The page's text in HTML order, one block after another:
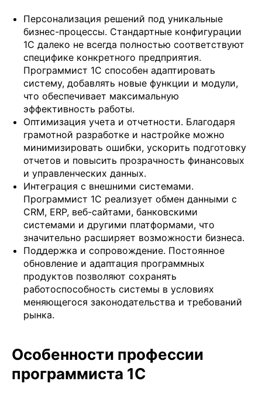
Персонализация решений под уникальные
бизнес-процессы. Стандартные конфигурации
1С далеко не всегда полностью соответствуют
специфике конкретного предприятия.
Программист 1С способен адаптировать
систему, добавлять новые функции и модули,
что обеспечивает максимальную
эффективность работы.
Оптимизация учета и отчетности. Благодаря
грамотной разработке и настройке можно
минимизировать ошибки, ускорить подготовку
отчетов и повысить прозрачность финансовых
и управленческих данных.
Интеграция с внешними системами.
Программист 1С реализует обмен данными с
CRM, ERP, веб-сайтами, банковскими
системами и другими платформами, что
значительно расширяет возможности бизнеса.
Поддержка и сопровождение. Постоянное
обновление и адаптация программных
продуктов позволяют сохранять
работоспособность системы в условиях
меняющегося законодательства и требований
рынка.
Особенности профессии
программиста 1С